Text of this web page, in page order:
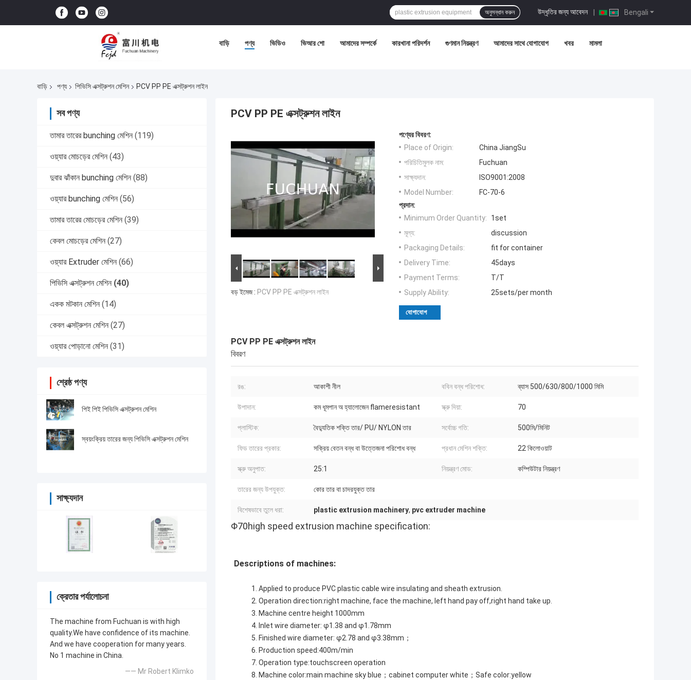
Bengali
উদ্ধৃতির জন্য আবেদন |
অনুসন্ধান করুন
বাড়ি পণ্য ভিডিও ভিআর শো আমাদের সম্পর্কে কারখানা পরিদর্শন গুণমান নিয়ন্ত্রণ আমাদের সাথে যোগাযোগ খবর মামলা
বাড়ি পণ্য পিভিসি এক্সট্রুশন মেশিন PCV PP PE এক্সট্রুশন লাইন
সব পণ্য
তামার তারের bunching মেশিন (119)
ওয়্যার মোচড়ের মেশিন (43)
দুবার ঝাঁকান bunching মেশিন (88)
ওয়্যার bunching মেশিন (56)
তামার তারের মোচড়ের মেশিন (39)
কেবল মোচড়ের মেশিন (27)
ওয়্যার Extruder মেশিন (66)
পিভিসি এক্সট্রুশন মেশিন (40)
একক মটকান মেশিন (14)
কেবল এক্সট্রুশন মেশিন (27)
ওয়্যার পোড়ানো মেশিন (31)
শ্রেষ্ঠ পণ্য
পিই পিই পিভিসি এক্সট্রুশন মেশিন
স্বয়ংক্রিয় তারের জন্য পিভিসি এক্সট্রুশন মেশিন
সাক্ষ্যদান
ক্রেতার পর্যালোচনা
The machine from Fuchuan is with high
quality.We have confidence of its machine.
And we have cooperation for many years.
No 1 machine in China.
—— Mr Robert Klimko
PCV PP PE এক্সট্রুশন লাইন
বড় ইমেজ : PCV PP PE এক্সট্রুশন লাইন
পণ্যের বিবরণ:
Place of Origin:
China JiangSu
পরিচিতিমুলক নাম:
Fuchuan
সাক্ষ্যদান:
ISO9001:2008
Model Number:
FC-70-6
প্রদান:
Minimum Order Quantity:
1set
মূল্য:
discussion
Packaging Details:
fit for container
Delivery Time:
45days
Payment Terms:
T/T
Supply Ability:
25sets/per month
যোগাযোগ
PCV PP PE এক্সট্রুশন লাইন
বিবরণ
রঙ: আকাশী নীল ববিন বন্ধ পরিশোধ: ব্যাস 500/630/800/1000 মিমি
উপাদান: কম ধূমপান অ হ্যালোজেন flameresistant স্ক্রু দিয়া: 70
প্লাস্টিক: বৈদ্যুতিক শক্তি তার/ PU/ NYLON তার সর্বোচ্চ গতি: 500মি/মিনিট
ফিড তারের প্রকার: সক্রিয় বেতন বন্ধ বা উত্তেজনা পরিশোধ বন্ধ প্রধান মেশিন শক্তি: 22 কিলোওয়াট
স্ক্রু অনুপাত: 25:1 নিয়ন্ত্রণ মোড: কম্পিউটার নিয়ন্ত্রণ
তারের জন্য উপযুক্ত: কোর তার বা চাদরযুক্ত তার
বিশেষভাবে তুলে ধরা: plastic extrusion machinery, pvc extruder machine
Φ70high speed extrusion machine specification:
Descriptions of machines:
1. Applied to produce PVC plastic cable wire insulating and sheath extrusion.
2. Operation direction:right machine, face the machine, left hand pay off,right hand take up.
3. Machine centre height 1000mm
4. Inlet wire diameter: φ1.38 and φ1.78mm
5. Finished wire diameter: φ2.78 and φ3.38mm；
6. Production speed:400m/min
7. Operation type:touchscreen operation
8. Machine color:main machine sky blue；cabinet computer white；Safe color:yellow